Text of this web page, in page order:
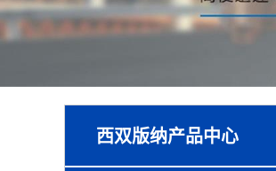
西双版纳产品中心